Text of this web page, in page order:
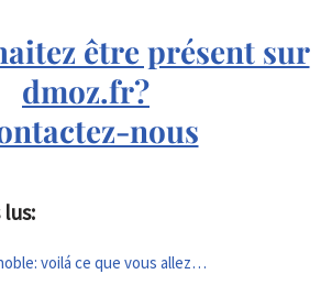
être présent sur
dmoz.fr?
nous
voilá ce que vous allez…